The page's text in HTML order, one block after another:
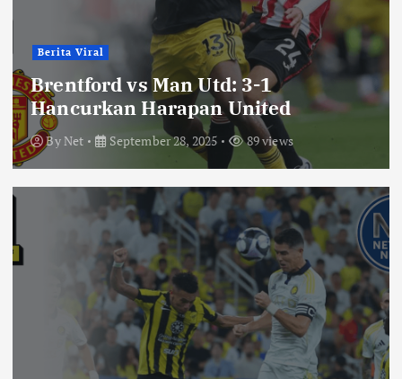
Berita Viral
Brentford vs Man Utd: 3-1
Hancurkan Harapan United
ByNet September 28, 2025 89 views